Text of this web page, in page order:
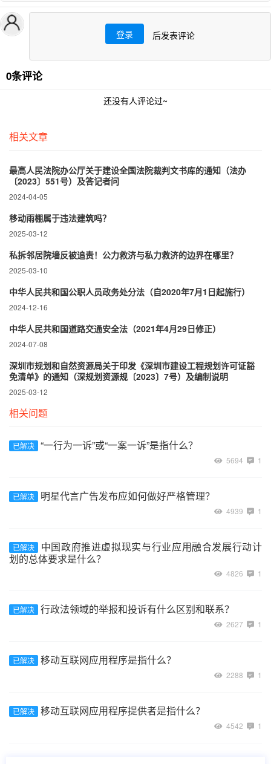
登录 后发表评论
0条评论
还没有人评论过~
相关文章
最高人民法院办公厅关于建设全国法院裁判文书库的通知（法办
〔2023〕551号）及答记者问
2024-04-05
移动雨棚属于违法建筑吗？
2025-03-12
私拆邻居院墙反被追责！公力救济与私力救济的边界在哪里？‌
2025-03-10
中华人民共和国公职人员政务处分法（自2020年7月1日起施行）
2024-12-16
中华人民共和国道路交通安全法（2021年4月29日修正）
2024-07-08
深圳市规划和自然资源局关于印发《深圳市建设工程规划许可证豁
免清单》的通知（深规划资源规〔2023〕7号）及编制说明
2025-03-12
相关问题
已解决 “一行为一诉”或“一案一诉”是指什么？
5694 1
已解决 明星代言广告发布应如何做好严格管理？
4939 1
已解决
中国政府推进虚拟现实与行业应用融合发展行动计
划的总体要求是什么？
4826 1
已解决 行政法领域的举报和投诉有什么区别和联系？
2627 1
已解决 移动互联网应用程序是指什么？
2288 1
已解决 移动互联网应用程序提供者是指什么？
4542 1